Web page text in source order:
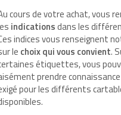
cours de votre achat, vous
indicationsdans les
indices vous renseignent
le choix qui vous convient.
étiquettes, vous
prendre connaissance
pour les différents